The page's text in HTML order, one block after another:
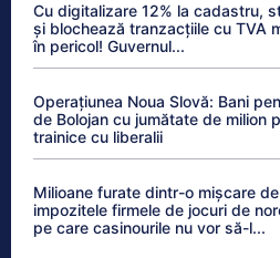
Cu digitalizare 12% la cadastru,
și blochează tranzacțiile cu TVA
în pericol! Guvernul...
Operațiunea Noua Slovă: Bani
de Bolojan cu jumătate de milion
trainice cu liberalii
Milioane furate dintr-o mișcare
impozitele firmele de jocuri de
pe care casinourile nu vor să-l...